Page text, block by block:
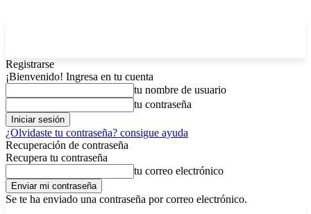
Registrarse
¡Bienvenido! Ingresa en tu cuenta
tu nombre de usuario
tu contraseña
¿Olvidaste tu contraseña? consigue ayuda
Recuperación de contraseña
Recupera tu contraseña
tu correo electrónico
Se te ha enviado una contraseña por correo electrónico.